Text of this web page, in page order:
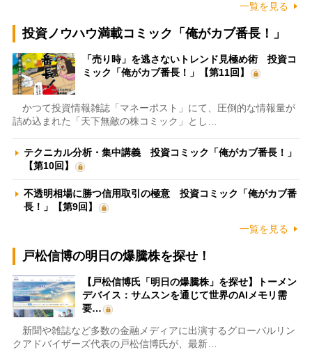
一覧を見る
投資ノウハウ満載コミック「俺がカブ番長！」
「売り時」を逃さないトレンド見極め術 投資コ
ミック「俺がカブ番長！」【第11回】
かつて投資情報雑誌「マネーポスト」にて、圧倒的な情報量が
詰め込まれた「天下無敵の株コミック」とし…
テクニカル分析・集中講義 投資コミック「俺がカブ番長！」
【第10回】
不透明相場に勝つ信用取引の極意 投資コミック「俺がカブ番
長！」【第9回】
一覧を見る
戸松信博の明日の爆騰株を探せ！
【戸松信博氏「明日の爆騰株」を探せ】トーメン
デバイス：サムスンを通じて世界のAIメモリ需
要…
新聞や雑誌など多数の金融メディアに出演するグローバルリン
クアドバイザーズ代表の戸松信博氏が、最新…